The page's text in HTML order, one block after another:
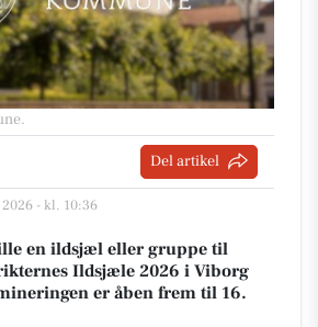
.
Del artikel
- kl. 10:36
en ildsjæl eller gruppe til
Ildsjæle 2026 i Viborg
er åben frem til 16.